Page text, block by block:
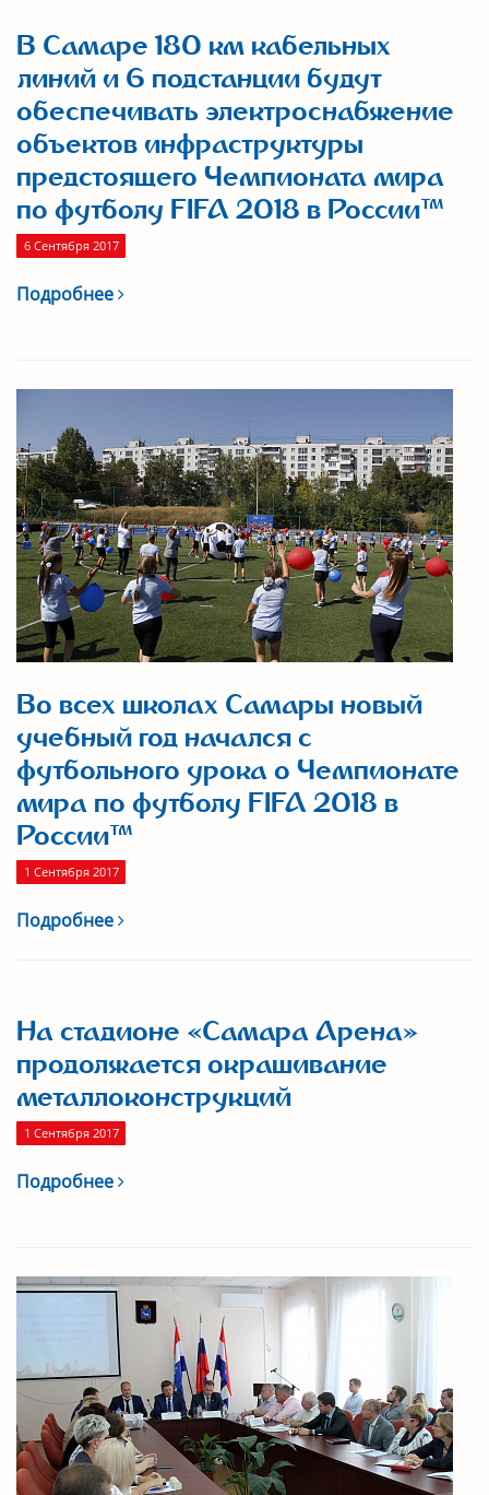
В Самаре 180 км кабельных
линий и 6 подстанции будут
обеспечивать электроснабжение
объектов инфраструктуры
предстоящего Чемпионата мира
по футболу FIFA 2018 в России™
6 Сентября 2017
Подробнее
Во всех школах Самары новый
учебный год начался с
футбольного урока о Чемпионате
мира по футболу FIFA 2018 в
России™
1 Сентября 2017
Подробнее
На стадионе «Самара Арена»
продолжается окрашивание
металлоконструкций
1 Сентября 2017
Подробнее